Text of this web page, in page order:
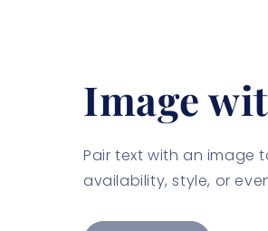
Image
Pair text with an image
availability, style, or